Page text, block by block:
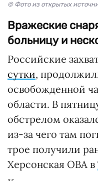
© Фото из открытых
Вражеские
больницу и
Российские
сутки,
освобожденной
области. В
обстрелом
из-за чего там
трое получили
Херсонская ОВА в